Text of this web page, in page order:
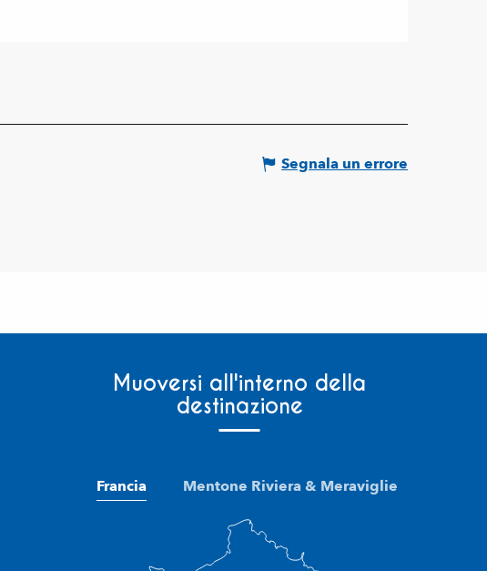
Segnala un errore
Muoversi all'interno della
destinazione
Francia Mentone Riviera & Meraviglie